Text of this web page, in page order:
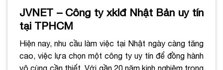
JVNET – Công ty xklđ Nhật Bản uy tín
tại TPHCM
Hiện nay, nhu cầu làm việc tại Nhật ngày càng tăng
cao, việc lựa chọn một công ty uy tín để đồng hành
vô cùng cần thiết. Với gần 20 năm kinh nghiệm trong